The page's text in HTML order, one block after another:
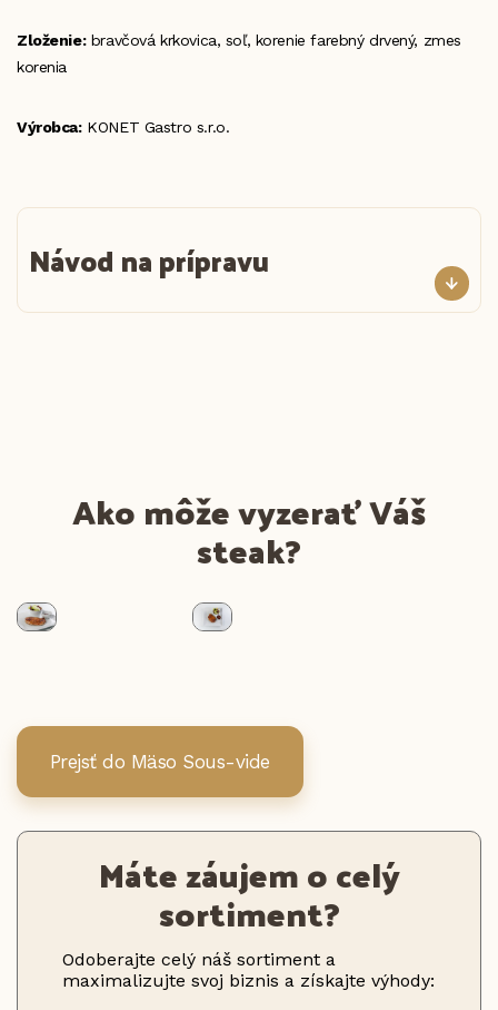
Zloženie:bravčová krkovica, soľ, korenie farebný drvený, zmes
korenia
Výrobca:KONET Gastro s.r.o.
Návod na prípravu
Ako môže vyzerať Váš
steak?
Prejsť do Mäso Sous-vide
Máte záujem o celý
sortiment?
Odoberajte celý náš sortiment a
maximalizujte svoj biznis a získajte výhody: